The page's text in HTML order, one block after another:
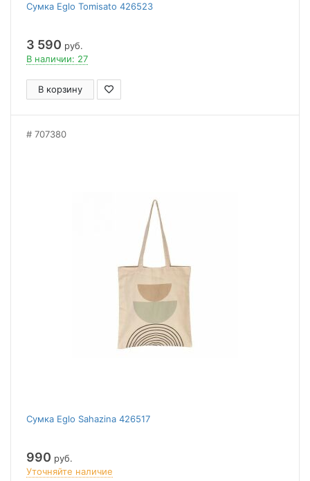
Сумка Eglo Tomisato 426523
3 590 руб.
В наличии: 27
В корзину
707380
Сумка Eglo Sahazina 426517
990 руб.
Уточняйте наличие